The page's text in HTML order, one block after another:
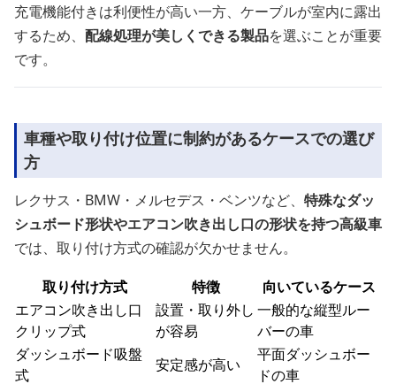
充電機能付きは利便性が高い一方、ケーブルが室内に露出
するため、 配線処理が美しくできる製品を選ぶことが重要
です。
車種や取り付け位置に制約があるケースでの選び
方
レクサス・BMW・メルセデス・ベンツなど、 特殊なダッ
シュボード形状やエアコン吹き出し口の形状を持つ高級車
では、取り付け方式の確認が欠かせません。
取り付け方式
特徴
向いているケース
エアコン吹き出し口
クリップ式
設置・取り外し
が容易
一般的な縦型ルー
バーの車
ダッシュボード吸盤
式
安定感が高い
平面ダッシュボー
ドの車